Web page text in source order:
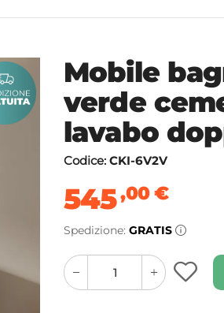
Mobile
verde
lavabo
Codice: CKI-6V2V
545,00€
Spedizione: GRATIS
quantity
button
quantity
minus
button